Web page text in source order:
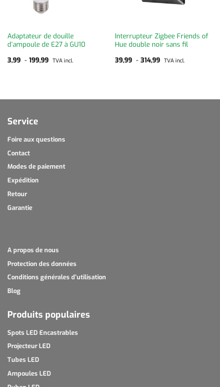
Adaptateur de douille
d’ampoule de E27 à GU10
3,99 - 199,99 TVA incl.
Interrupteur Zigbee Friends of
Hue double noir sans fil
39,99 - 314,99 TVA incl.
Service
Foire aux questions
Contact
Modes de paiement
Expédition
Retour
Garantie
A propos de nous
Protection des données
Conditions générales d'utilisation
Blog
Produits populaires
Spots LED Encastrables
Projecteur LED
Tubes LED
Ampoules LED